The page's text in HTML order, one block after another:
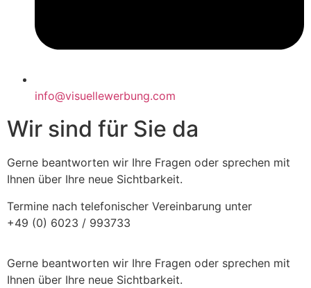
info@visuellewerbung.com
Wir sind für Sie da
Gerne beantworten wir Ihre Fragen oder sprechen mit
Ihnen über Ihre neue Sichtbarkeit.
Termine nach telefonischer Vereinbarung unter
+49 (0) 6023 / 993733
Gerne beantworten wir Ihre Fragen oder sprechen mit
Ihnen über Ihre neue Sichtbarkeit.